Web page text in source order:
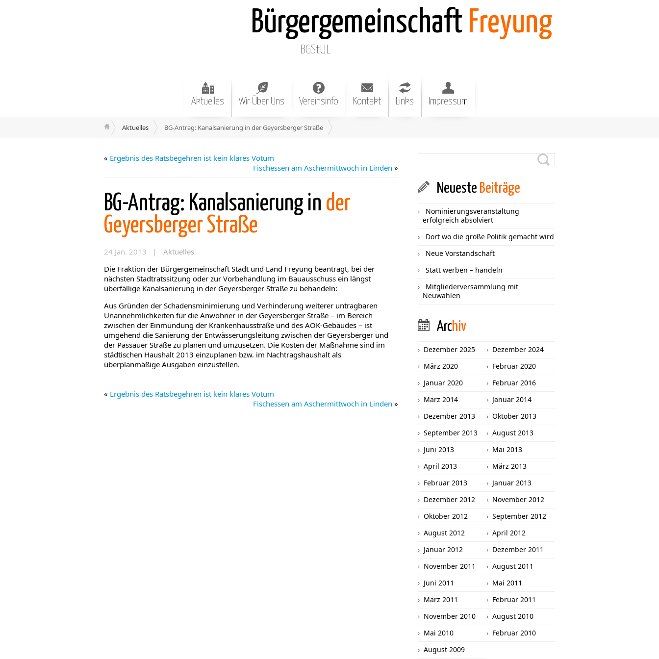
Bürgergemeinschaft Freyung
BGStUL
Aktuelles Wir Über Uns Vereinsinfo Kontakt Links Impressum
Aktuelles BG-Antrag: Kanalsanierung in der Geyersberger Straße
« Ergebnis des Ratsbegehren ist kein klares Votum
Fischessen am Aschermittwoch in Linden »
BG-Antrag: Kanalsanierung in der
Geyersberger Straße
24 Jan. 2013 |
Aktuelles
Die Fraktion der Bürgergemeinschaft Stadt und Land Freyung beantragt, bei der
nächsten Stadtratssitzung oder zur Vorbehandlung im Bauausschuss ein längst
überfällige Kanalsanierung in der Geyersberger Straße zu behandeln:
Aus Gründen der Schadensminimierung und Verhinderung weiterer untragbaren
Unannehmlichkeiten für die Anwohner in der Geyersberger Straße – im Bereich
zwischen der Einmündung der Krankenhausstraße und des AOK-Gebäudes – ist
umgehend die Sanierung der Entwässerungsleitung zwischen der Geyersberger und
der Passauer Straße zu planen und umzusetzen. Die Kosten der Maßnahme sind im
städtischen Haushalt 2013 einzuplanen bzw. im Nachtragshaushalt als
überplanmäßige Ausgaben einzustellen.
« Ergebnis des Ratsbegehren ist kein klares Votum
Fischessen am Aschermittwoch in Linden »
Neueste Beiträge
Nominierungsveranstaltung
erfolgreich absolviert
Dort wo die große Politik gemacht wird
Neue Vorstandschaft
Statt werben – handeln
Mitgliederversammlung mit
Neuwahlen
Archiv
Dezember 2025
Dezember 2024
März 2020
Februar 2020
Januar 2020
Februar 2016
März 2014
Januar 2014
Dezember 2013
Oktober 2013
September 2013
August 2013
Juni 2013
Mai 2013
April 2013
März 2013
Februar 2013
Januar 2013
Dezember 2012
November 2012
Oktober 2012
September 2012
August 2012
April 2012
Januar 2012
Dezember 2011
November 2011
August 2011
Juni 2011
Mai 2011
März 2011
Februar 2011
November 2010
August 2010
Mai 2010
Februar 2010
August 2009